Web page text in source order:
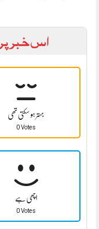
اس خبر
بہتر ہو سکتی تھی
0 Votes
اچھی ہے
0 Votes